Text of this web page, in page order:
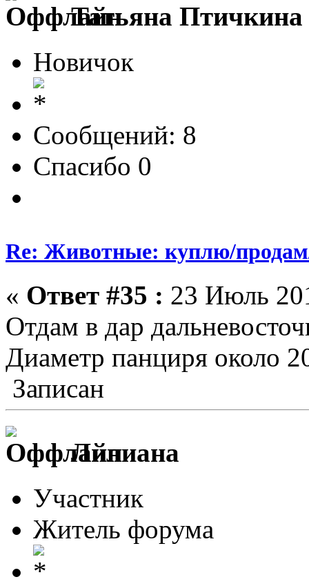
Татьяна Птичкина
Новичок
Сообщений: 8
Спасибо 0
Re: Животные: куплю/
« Ответ #35 : 23 Июль
Отдам в дар
Диаметр панциря около
Записан
Лилиана
Участник
Житель форума